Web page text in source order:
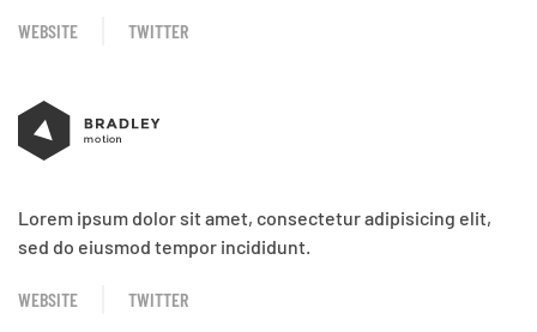
WEBSITE TWITTER
Lorem ipsum dolor sit amet, consectetur adipisicing elit,
sed do eiusmod tempor incididunt.
WEBSITE TWITTER